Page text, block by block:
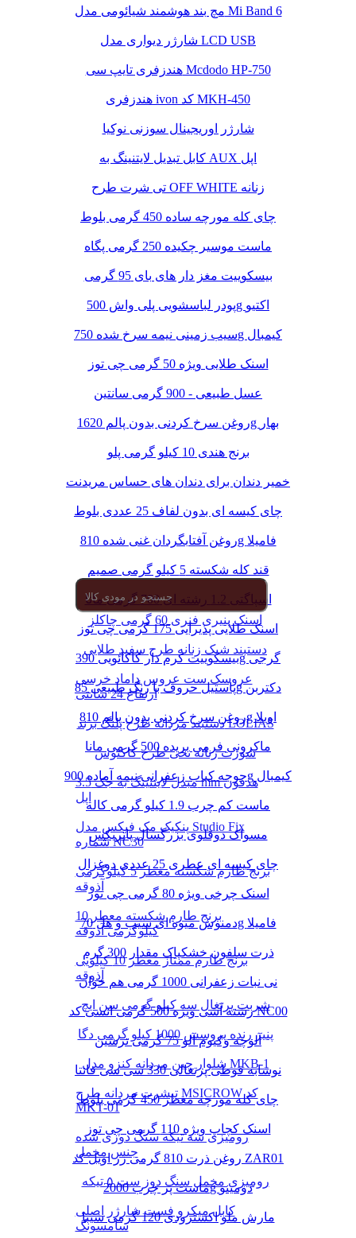
اسنک پنیری فنری 60 گرمی چاکلز
دستبند شیک زنانه طرح سفید طلایی
عروسک ست عروس داماد خرسی
ارتفاع 24 سانتی
دستبند مردانه طرح پلنگ برند LOLIAS
شورت زنانه نخی طرح کاکتوس
مبدل لایتنینگ به جک 3.5 mm هدفون
اپل
پنکیک مک فیکس مدل Studio Fix
شماره NC30
برنج طارم شکسته معطر 5 کیلوگرمی
آذوقه
برنج طارم شکسته معطر 10
کیلوگرمی آذوقه
برنج طارم ممتاز معطر 10 کیلویی
آذوقه
شربت پرتغال سه کیلو گرمی سن ایچ
پنیر رنده پروسس 1000 کیلو گرمی دگا
شلوار جین مردانه کنزو مدل MKB-1
تیشرت مردانه طرح MSICROW کد
MKT-01
رومیزی سه تیکه سنگ دوزی شده
جنس مخمل
رومیزی مخمل سنگ دوز ست ۵ تیکه
کابل میکرو فست شارژر اصلی
سامسونگ
مچ بند هوشمند شیائومی مدل Mi Band 6
شارژر دیواری مدل LCD USB
هندزفری تایپ سی Mcdodo HP-750
هندزفری ivon کد MKH-450
شارژر اوریجینال سوزنی نوکیا
کابل تبدیل لایتنینگ به AUX اپل
تی شرت طرح OFF WHITE زنانه
چای کله مورچه ساده 450 گرمی بلوط
ماست موسیر چکیده 250 گرمی پگاه
بیسکوییت مغز دار های بای 95 گرمی
پودر لباسشویی پلی واش 500g اکتیو
سیب زمینی نیمه سرخ شده 750g کیمبال
اسنک طلایی ویژه 50 گرمی چی توز
عسل طبیعی - 900 گرمی سانتین
روغن سرخ کردنی بدون پالم 1620g بهار
برنج هندی 10 کیلو گرمی پلو
خمیر دندان برای دندان های حساس مریدنت
چای کیسه ای بدون لفاف 25 عددی بلوط
روغن آفتابگردان غنی شده 810g فامیلا
قند کله شکسته 5 کیلو گرمی صمیم
اسپاگتی 1.2 رشته ای 700 گرمی مانا
اسنک طلایی پذیرایی 175 گرمی چی توز
بیسکوییت کرم دار کاکائویی 390g گرجی
پاستیل حروف با رنگ طبیعی 85g دکتربن
روغن سرخ کردنی بدون پالم 810g اویلا
ماکرونی فرمی بریده 500 گرمی مانا
جوجه کباب زعفرانی نیمه آماده 900g کیمبال
ماست کم چرب 1.9 کیلو گرمی کاله
مسواک دوقلوی بزرگسال پاتریکس
چای کیسه ای عطری 25 عددی دوغزال
اسنک چرخی ویژه 80 گرمی چی توز
دمنوش میوه ای سیب و هل 70g فامیلا
ذرت سلفون خشکپاک مقدار 300 گرم
نی نبات زعفرانی 1000 گرمی هم خوان
رشته آشی ویژه 500 گرمی انسی کد NC00
آلوچه وکیوم آلو 75 گرمی ترشین
نوشابه قوطی پرتغالی 330 سی سی فانتا
چای کله مورچه معطر 450 گرمی بلوط
اسنک کچاپ ویژه 110 گرمی چی توز
روغن ذرت 810 گرمی زر اویل کد ZAR01
ماست پر چرب 2000g دومینو
مارش ملو اکسترودی 120 گرمی شیبا